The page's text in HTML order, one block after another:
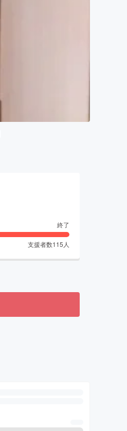
終了
支援者数115 人